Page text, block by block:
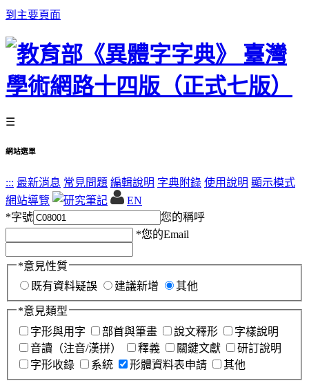
到主要頁面
☰
網站選單
::: 最新消息 常見問題 編輯說明 字典附錄 使用說明 顯示模式
網站導覽
EN
*字號
您的稱呼
*您的Email
*意見性質
既有資料疑誤
建議新增 其他
*意見類型
字形與用字
部首與筆畫 說文釋形
字樣說明
音讀（注音/漢拼）
釋義 關鍵文獻
研訂說明
字形收錄
系統 形體資料表申請 其他